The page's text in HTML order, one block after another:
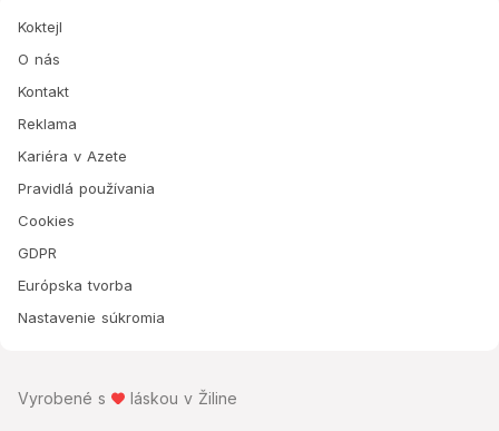
Koktejl
O nás
Kontakt
Reklama
Kariéra v Azete
Pravidlá používania
Cookies
GDPR
Európska tvorba
Nastavenie súkromia
Vyrobené s láskou v Žiline